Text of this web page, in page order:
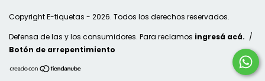
Copyright E-tiquetas - 2026. Todos los derechos reservados.
Defensa de las y los consumidores. Para reclamos ingresá acá. /
Botón de arrepentimiento